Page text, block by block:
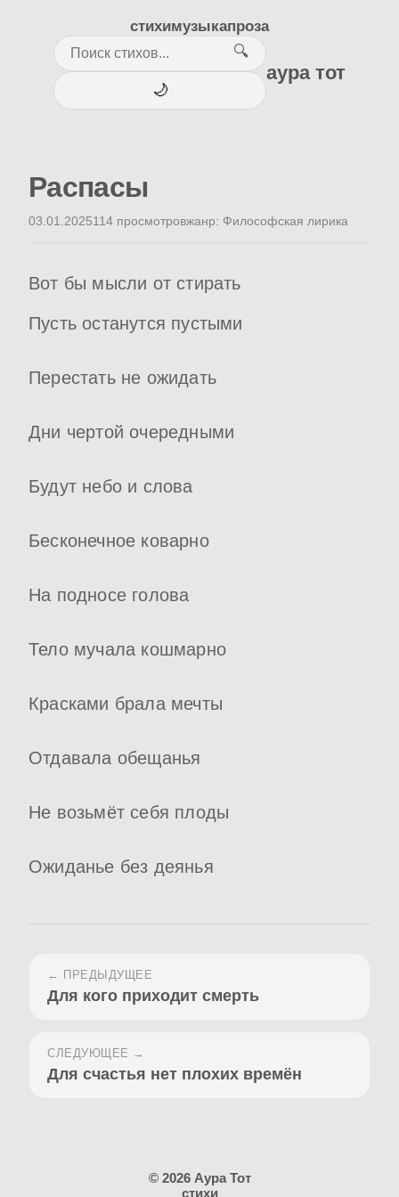
стихимузыкапроза
🔍
🌙
аура тот
Распасы
03.01.2025114 просмотровжанр: Философская лирика
Вот бы мысли от стирать
Пусть останутся пустыми
Перестать не ожидать
Дни чертой очередными
Будут небо и слова
Бесконечное коварно
На подносе голова
Тело мучала кошмарно
Красками брала мечты
Отдавала обещанья
Не возьмёт себя плоды
Ожиданье без деянья
← ПРЕДЫДУЩЕЕ
Для кого приходит смерть
СЛЕДУЮЩЕЕ →
Для счастья нет плохих времён
© 2026 Аура Тот
стихи